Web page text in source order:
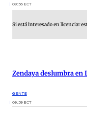
09:56 ECT
Si está interesado en licenciar
Zendaya deslumbra en
GENTE
09:59 ECT